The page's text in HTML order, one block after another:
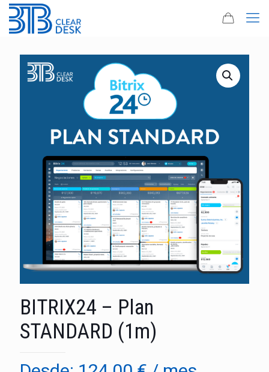
BITRIX24 – Plan
STANDARD (1m)